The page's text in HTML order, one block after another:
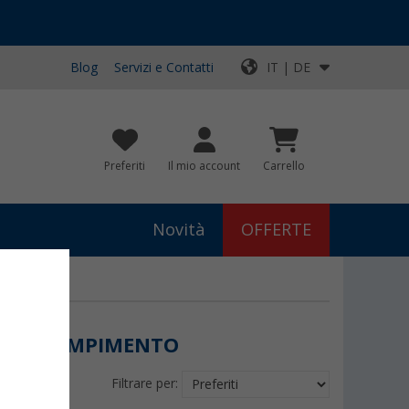
Blog Servizi e Contatti IT | DE
Preferiti Il mio account Carrello
Novità OFFERTE
DI RIEMPIMENTO
Filtrare per: